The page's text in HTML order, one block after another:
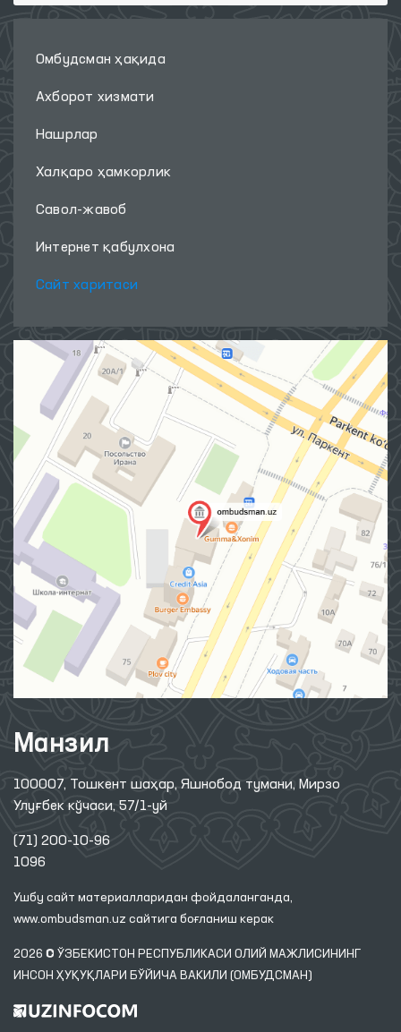
Омбудсман ҳақида
Ахборот хизмати
Нашрлар
Халқаро ҳамкорлик
Савол-жавоб
Интернет қабулхона
Сайт харитаси
Манзил
100007, Тошкент шаҳар, Яшнобод тумани, Мирзо
Улуғбек кўчаси, 57/1-уй
(71) 200-10-96
1096
Ушбу сайт материалларидан фойдаланганда,
www.ombudsman.uz сайтига боғланиш керак
2026 © ЎЗБЕКИСТОН РЕСПУБЛИКАСИ ОЛИЙ МАЖЛИСИНИНГ
ИНСОН ҲУҚУҚЛАРИ БЎЙИЧА ВАКИЛИ (ОМБУДСМАН)